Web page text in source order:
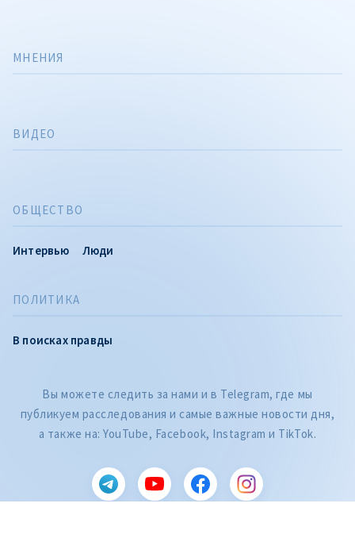
ПОЛИТИКА
В поисках правды
ОБЩЕСТВО
Интервью Люди
МНЕНИЯ
ВИДЕО
Вы можете следить за нами и в Telegram, где мы
публикуем расследования и самые важные новости дня,
а также на: YouTube, Facebook, Instagram и TikTok.
CITEȘTE